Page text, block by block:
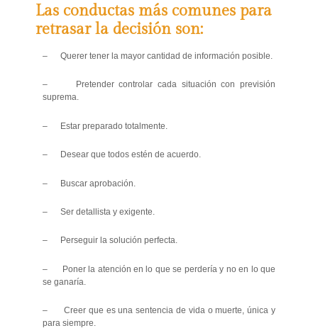
Las conductas más comunes para
retrasar la decisión son:
– Querer tener la mayor cantidad de información posible.
– Pretender controlar cada situación con previsión
suprema.
– Estar preparado totalmente.
– Desear que todos estén de acuerdo.
– Buscar aprobación.
– Ser detallista y exigente.
– Perseguir la solución perfecta.
– Poner la atención en lo que se perdería y no en lo que
se ganaría.
– Creer que es una sentencia de vida o muerte, única y
para siempre.